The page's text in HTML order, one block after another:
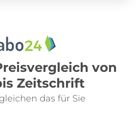
von
Zeitschrift
das für Sie